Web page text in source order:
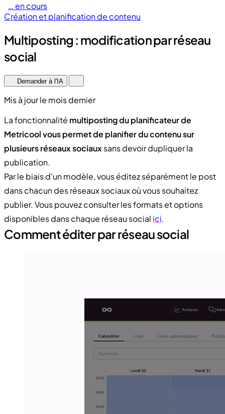
… en cours
Création et planification de contenu
Multiposting : modification par réseau
social
Demander à l'IA
Mis à jour le mois dernier
La fonctionnalité multiposting du planificateur de
Metricool vous permet de planifier du contenu sur
plusieurs réseaux sociauxsans devoir dupliquer la
publication.
Par le biais d'un modèle, vous éditez séparément le post
dans chacun des réseaux sociaux où vous souhaitez
publier. Vous pouvez consulter les formats et options
disponibles dans chaque réseau social ici.
Comment éditer par réseau social